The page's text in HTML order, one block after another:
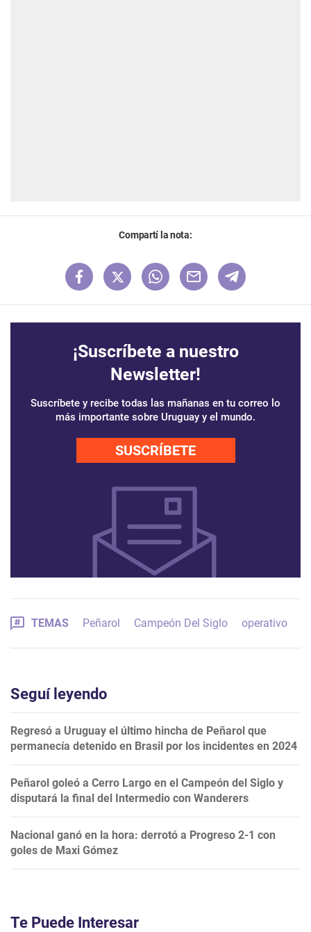
Compartí la nota:
¡Suscríbete a nuestro
Newsletter!
Suscríbete y recibe todas las mañanas en tu correo lo
más importante sobre Uruguay y el mundo.
SUSCRÍBETE
TEMAS Peñarol Campeón Del Siglo operativo
Seguí leyendo
Regresó a Uruguay el último hincha de Peñarol que
permanecía detenido en Brasil por los incidentes en 2024
Peñarol goleó a Cerro Largo en el Campeón del Siglo y
disputará la final del Intermedio con Wanderers
Nacional ganó en la hora: derrotó a Progreso 2-1 con
goles de Maxi Gómez
Te Puede Interesar